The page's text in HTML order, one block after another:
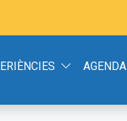
AGENDA